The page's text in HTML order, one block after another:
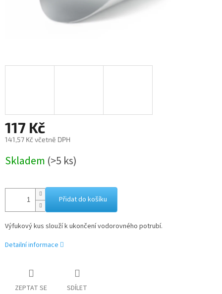
117 Kč
141,57 Kč včetně DPH
cena:
Skladem (>5 ks)
Přidat do košíku
Výfukový kus slouží k ukončení vodorovného potrubí.
Detailní informace
ZEPTAT SE SDÍLET